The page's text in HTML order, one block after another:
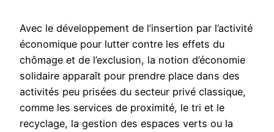
Avec le développement de l’insertion par l’activité
économique pour lutter contre les effets du
chômage et de l’exclusion, la notion d’économie
solidaire apparaît pour prendre place dans des
activités peu prisées du secteur privé classique,
comme les services de proximité, le tri et le
recyclage, la gestion des espaces verts ou la